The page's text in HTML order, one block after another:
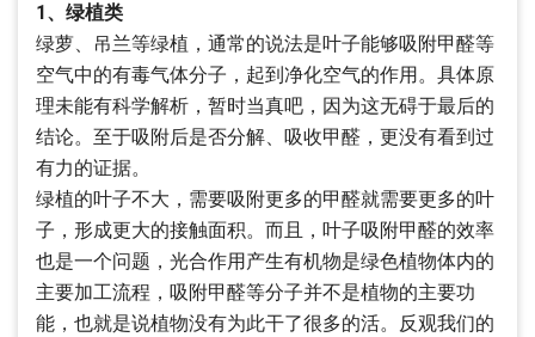
1、绿植类
绿萝、吊兰等绿植，通常的说法是叶子能够吸附甲醛等
空气中的有毒气体分子，起到净化空气的作用。具体原
理未能有科学解析，暂时当真吧，因为这无碍于最后的
结论。至于吸附后是否分解、吸收甲醛，更没有看到过
有力的证据。
绿植的叶子不大，需要吸附更多的甲醛就需要更多的叶
子，形成更大的接触面积。而且，叶子吸附甲醛的效率
也是一个问题，光合作用产生有机物是绿色植物体内的
主要加工流程，吸附甲醛等分子并不是植物的主要功
能，也就是说植物没有为此干了很多的活。反观我们的